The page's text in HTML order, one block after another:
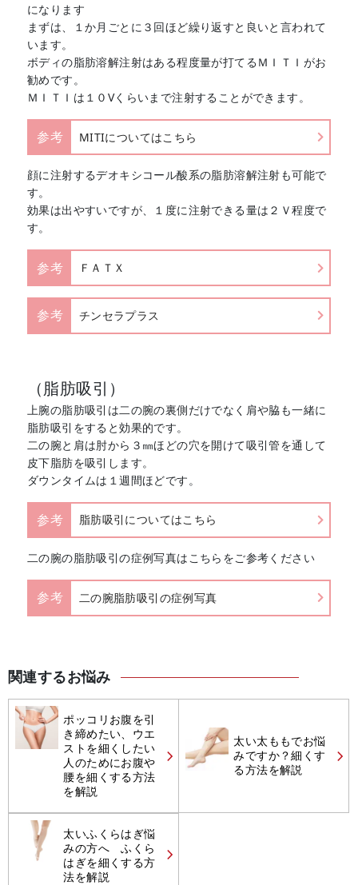
になります
まずは、１か月ごとに３回ほど繰り返すと良いと言われて
います。
ボディの脂肪溶解注射はある程度量が打てるＭＩＴＩがお
勧めです。
ＭＩＴＩは１０Vくらいまで注射することができます。
参考 MITIについてはこちら
顔に注射するデオキシコール酸系の脂肪溶解注射も可能で
す。
効果は出やすいですが、１度に注射できる量は２Ｖ程度で
す。
参考 ＦＡＴＸ
参考 チンセラプラス
（脂肪吸引）
上腕の脂肪吸引は二の腕の裏側だけでなく肩や脇も一緒に
脂肪吸引をすると効果的です。
二の腕と肩は肘から３㎜ほどの穴を開けて吸引管を通して
皮下脂肪を吸引します。
ダウンタイムは１週間ほどです。
参考 脂肪吸引についてはこちら
二の腕の脂肪吸引の症例写真はこちらをご参考ください
参考 二の腕脂肪吸引の症例写真
関連するお悩み
ポッコリお腹を引
き締めたい、ウエ
ストを細くしたい
人のためにお腹や
腰を細くする方法
を解説
太い太ももでお悩
みですか？細くす
る方法を解説
太いふくらはぎ悩
みの方へ ふくら
はぎを細くする方
法を解説